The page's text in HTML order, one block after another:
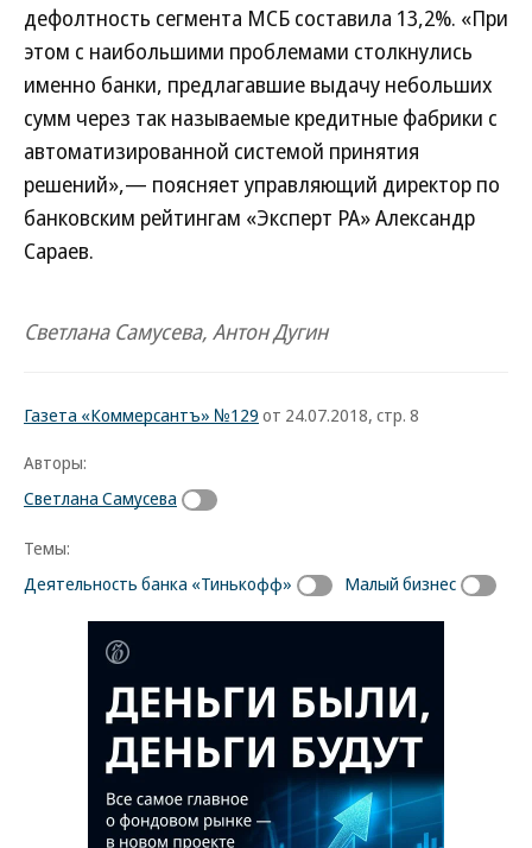
дефолтность сегмента МСБ составила 13,2%. «При
этом с наибольшими проблемами столкнулись
именно банки, предлагавшие выдачу небольших
сумм через так называемые кредитные фабрики с
автоматизированной системой принятия
решений»,— поясняет управляющий директор по
банковским рейтингам «Эксперт РА» Александр
Сараев.
Светлана Самусева, Антон Дугин
Газета «Коммерсантъ» №129 от 24.07.2018, стр. 8
Авторы:
Светлана Самусева
Темы:
Деятельность банка «Тинькофф»
Малый бизнес